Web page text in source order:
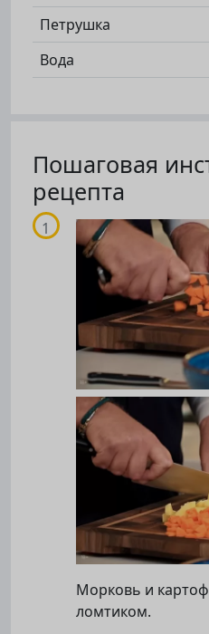
Петрушка
Вода
Пошаговая
рецепта
Морковь и
ломтиком.